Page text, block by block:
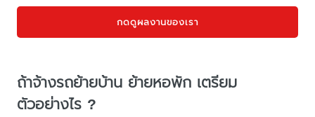
กดดูผลงานของเรา
ถ้าจ้างรถย้ายบ้าน ย้ายหอพัก เตรียม
ตัวอย่างไร ?